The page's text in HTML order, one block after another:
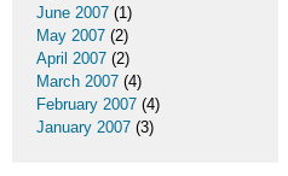
June 2007 (1)
May 2007 (2)
April 2007 (2)
March 2007 (4)
February 2007 (4)
January 2007 (3)